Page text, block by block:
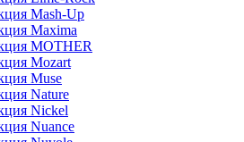
Mash-Up
Maxima
MOTHER
Mozart
Muse
Nature
Nickel
Nuance